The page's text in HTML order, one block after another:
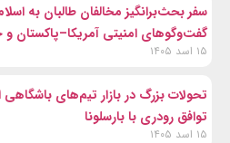
سفر بحث‌برانگیز مخالفان طالبان به
گفت‌وگوهای امنیتی آمریکا–پاکستان
۱۵ اسد ۱۴۰۵
تحولات بزرگ در بازار تیم‌های باشگاهی
توافق رودری با بارسلونا
۱۵ اسد ۱۴۰۵